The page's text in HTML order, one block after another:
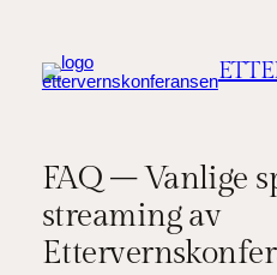
innhold
FAQ – Vanlige
streaming av